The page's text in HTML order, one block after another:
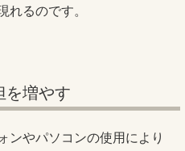
れるのです。
を増やす
ンやパソコンの使用により